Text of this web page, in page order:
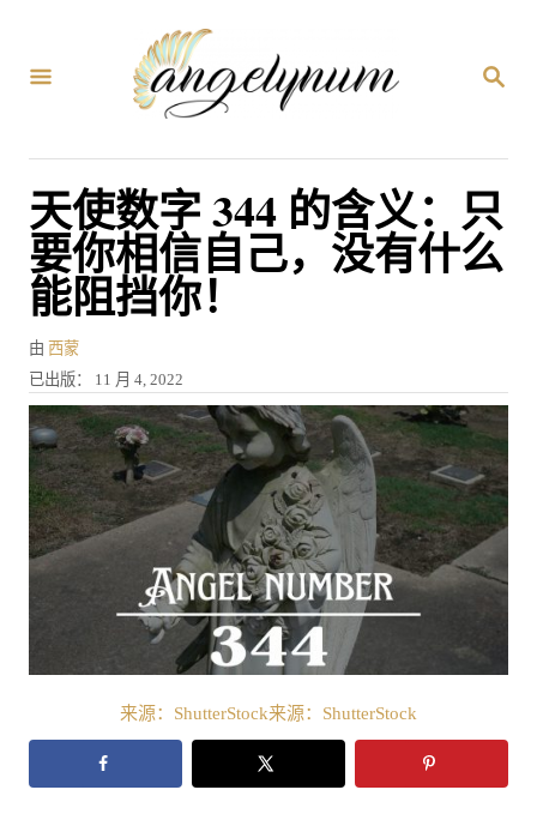
搜
天使数字 344 的含义：只
要你相信自己，没有什么
能阻挡你！
由 作
者
西蒙
发
表
于
已出版： 11 月 4, 2022
来源：ShutterStock来源：ShutterStock